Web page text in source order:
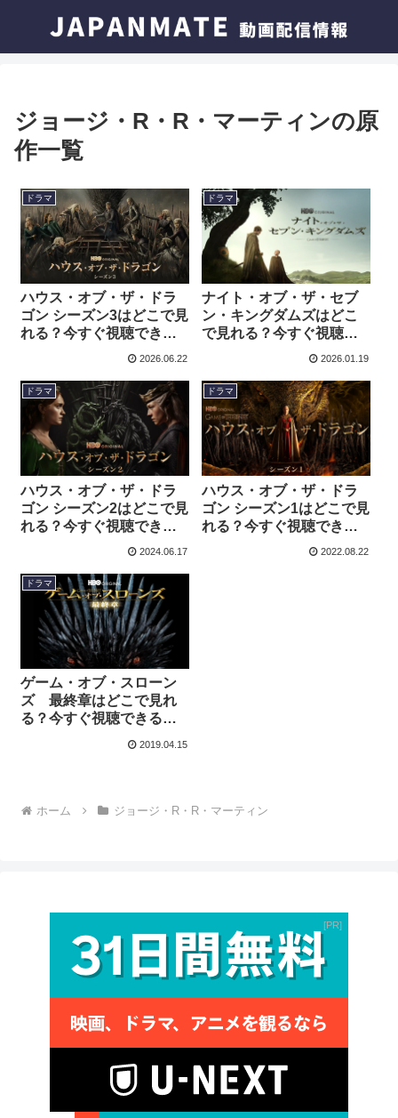
ジョージ・R・R・マーティンの原
作一覧
ドラマ
ハウス・オブ・ザ・ドラ
ゴン シーズン3はどこで見
れる？今すぐ視聴できる
動画配信サービスを紹
2026.06.22
ドラマ
ナイト・オブ・ザ・セブ
ン・キングダムズはどこ
で見れる？今すぐ視聴で
きる動画配信サービスを
2026.01.19
ドラマ
ハウス・オブ・ザ・ドラ
ゴン シーズン2はどこで見
れる？今すぐ視聴できる
動画配信サービスを紹
2024.06.17
ドラマ
ハウス・オブ・ザ・ドラ
ゴン シーズン1はどこで見
れる？今すぐ視聴できる
動画配信サービスを紹
2022.08.22
ドラマ
ゲーム・オブ・スローン
ズ 最終章はどこで見れ
る？今すぐ視聴できる動
2019.04.15
ホーム ジョージ・R・R・マーティン
PR